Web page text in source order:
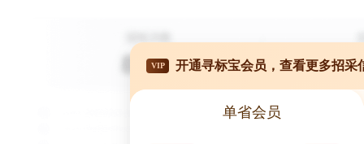
VIP 开通寻标宝会员，查看更多招采
单省会员